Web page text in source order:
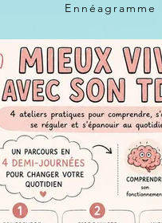
Ennéagramme